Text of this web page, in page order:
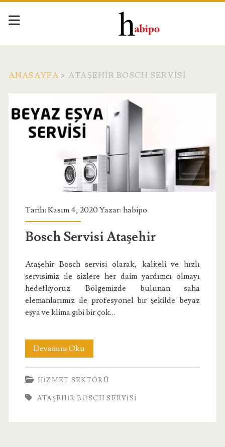
ANASAYFA > ATAŞEHIR BOSCH SERVISI
Etiket:
<span>Ataşehir
Servisi</span>
Tarih: Kasım 4, 2020 Yazar: habipo
Bosch Servisi Ataşehir
Ataşehir Bosch servisi olarak, kaliteli ve hızlı
servisimiz ile sizlere her daim yardımcı olmayı
hedefliyoruz. Bölgemizde bulunan saha
elemanlarımız ile profesyonel bir şekilde beyaz
eşya ve klima gibi bir çok…
Devamını OkuBosch
Servisi
Ataşehir
HIZMET SEKTÖRÜ
ATAŞEHIR BOSCH SERVISI